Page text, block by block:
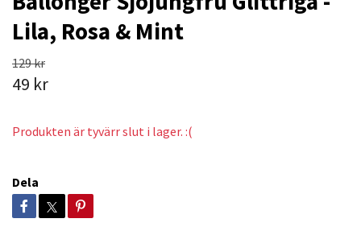
Lila, Rosa & Mint
129 kr
49 kr
Produkten är tyvärr slut i lager. :(
Dela